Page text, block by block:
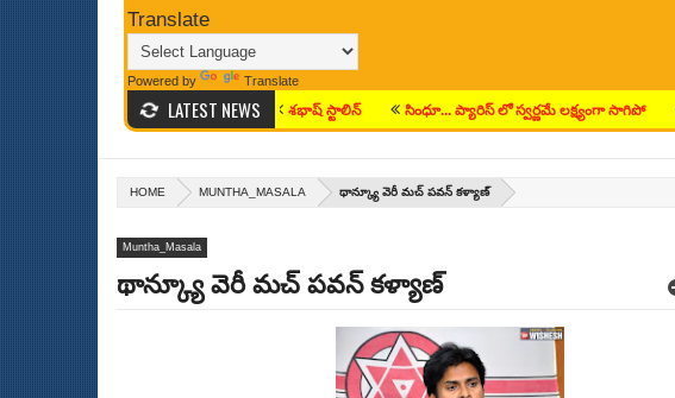
Translate
Powered by Translate
LATEST NEWS
ఫీల్డ్ నుంచి ఆధ్యాత్మిక మార్గం వైపు శభాష్ స్టాలిన్ సింధూ... ప్యారిస్ లో స్వర్ణమే లక్ష్యంగా సాగిపో
HOME MUNTHA_MASALA థాన్క్యూ వెరీ మచ్ పవన్ కళ్యాణ్
Muntha_Masala
థాన్క్యూ వెరీ మచ్ పవన్ కళ్యాణ్